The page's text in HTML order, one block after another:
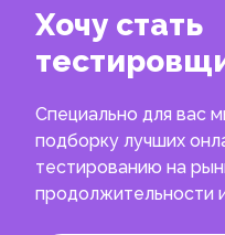
Хочу стать
Специально для вас
подборку лучших
тестированию на
продолжительности